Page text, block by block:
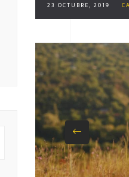
23 OCTUBRE, 2019